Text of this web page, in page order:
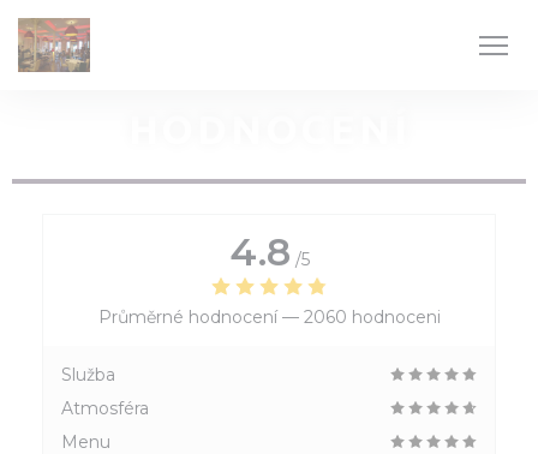
4.8 /5
Průměrné hodnocení — 2060 hodnoceni
Služba
Atmosféra
Menu